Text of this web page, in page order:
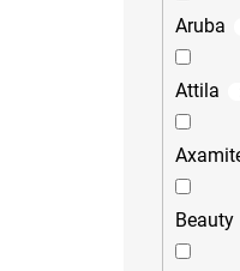
Aruba
Attila
Beauty